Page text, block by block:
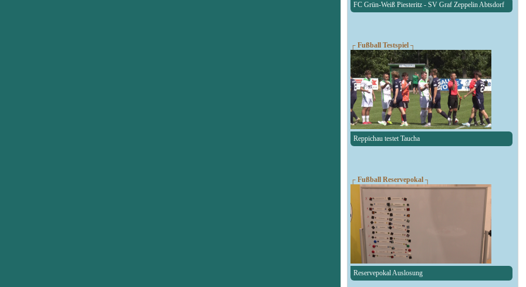
FC Grün-Weiß Piesteritz - SV Graf Zeppelin Abtsdorf
┌ Fußball Testspiel ┐
Reppichau testet Taucha
┌ Fußball Reservepokal ┐
Reservepokal Auslosung